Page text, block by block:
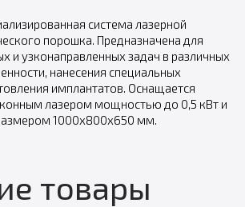
система лазерной
порошка. Предназначена для
и узконаправленных задач в различных
нанесения специальных
имплантатов. Оснащается
лазером мощностью до 0,5 кВт и
1000х800х650 мм.
товары